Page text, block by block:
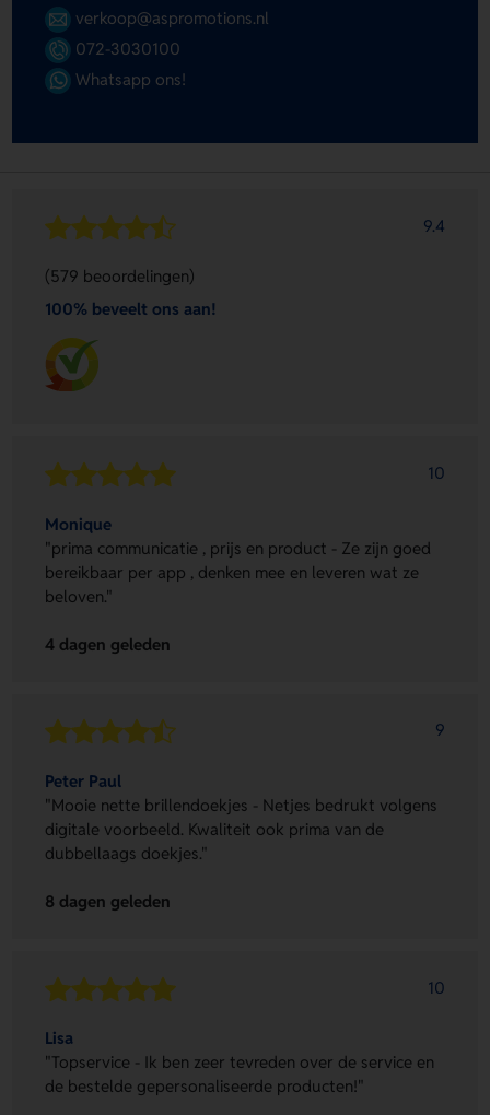
verkoop@aspromotions.nl
072-3030100
Whatsapp ons!
9.4
(579 beoordelingen)
100% beveelt ons aan!
10
Monique
"prima communicatie , prijs en product - Ze zijn goed
bereikbaar per app , denken mee en leveren wat ze
beloven."
4 dagen geleden
9
Peter Paul
"Mooie nette brillendoekjes - Netjes bedrukt volgens
digitale voorbeeld. Kwaliteit ook prima van de
dubbellaags doekjes."
8 dagen geleden
10
Lisa
"Topservice - Ik ben zeer tevreden over de service en
de bestelde gepersonaliseerde producten!"